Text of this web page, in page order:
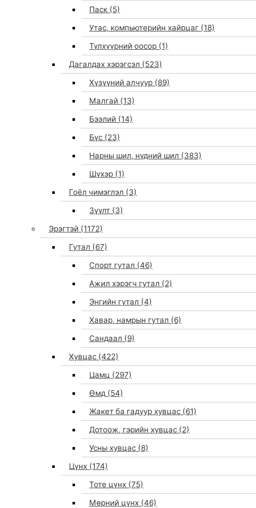
Паск (5)
Утас, компьютерийн хайрцаг (18)
Түлхүүрний оосор (1)
Дагалдах хэрэгсэл (523)
Хүзүүний алчуур (89)
Малгай (13)
Бээлий (14)
Бүс (23)
Нарны шил, нүдний шил (383)
Шүхэр (1)
Гоёл чимэглэл (3)
Зүүлт (3)
Эрэгтэй (1172)
Гутал (67)
Спорт гутал (46)
Ажил хэрэгч гутал (2)
Энгийн гутал (4)
Хавар, намрын гутал (6)
Сандаал (9)
Хувцас (422)
Цамц (297)
Өмд (54)
Жакет ба гадуур хувцас (61)
Дотоож, гэрийн хувцас (2)
Усны хувцас (8)
Цүнх (174)
Тоте цүнх (75)
Мөрний цүнх (46)